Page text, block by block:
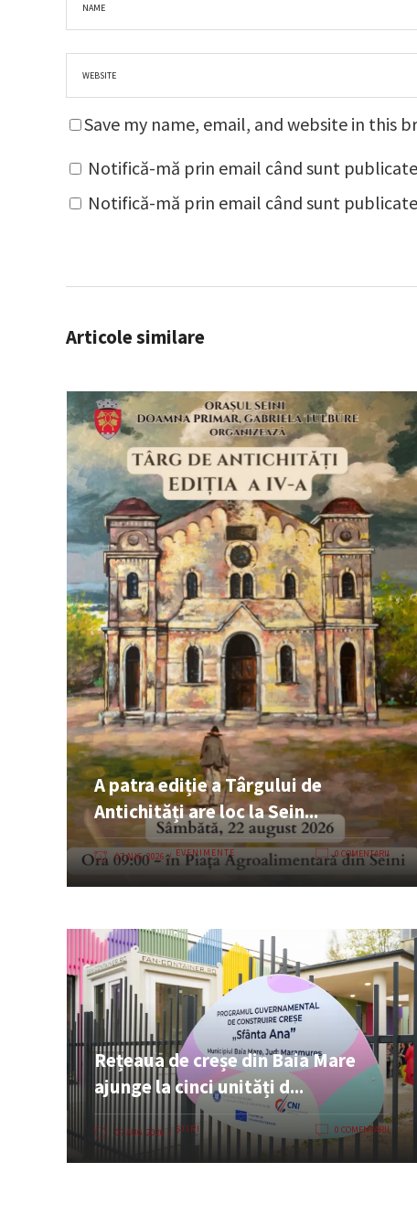
Save my name, email, and website in this
Notifică-mă prin email când sunt
Notifică-mă prin email când sunt
Articole similare
A patra ediție a Târgului de
Antichități are loc la Sein...
07 AUG. 2026 EVENIMENTE 0 COMENTARII
Rețeaua de creșe din Baia Mare
ajunge la cinci unități d...
07 AUG. 2026 ȘTIRI 0 COMENTARII